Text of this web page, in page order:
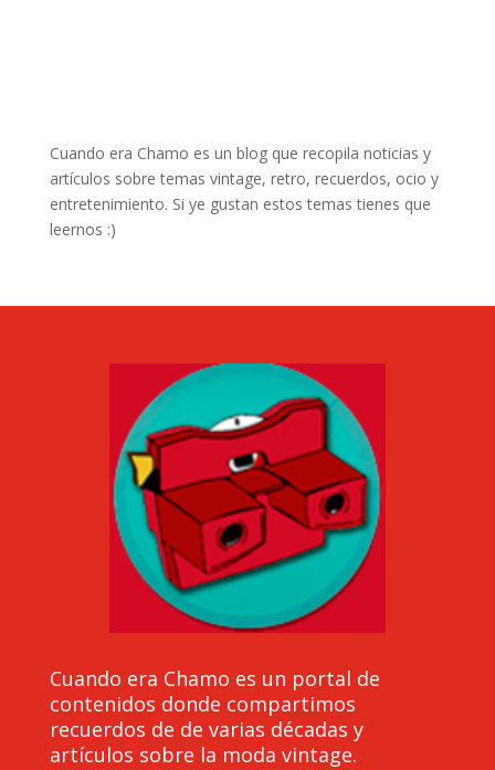
Cuando era Chamo es un blog que recopila noticias y
artículos sobre temas vintage, retro, recuerdos, ocio y
entretenimiento. Si ye gustan estos temas tienes que
leernos :)
Cuando era Chamo es un portal de
contenidos donde compartimos
recuerdos de de varias décadas y
artículos sobre la moda vintage.